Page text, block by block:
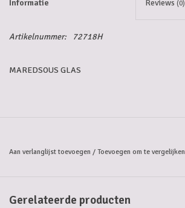
Informatie Reviews (0)
Artikelnummer: 72718H
MAREDSOUS GLAS
Aan verlanglijst toevoegen / Toevoegen om te vergelijken
Gerelateerde producten